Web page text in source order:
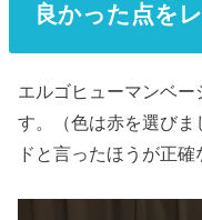
良かった点を
エルゴヒューマンベ
す。（色は赤を選び
ドと言ったほうが正確